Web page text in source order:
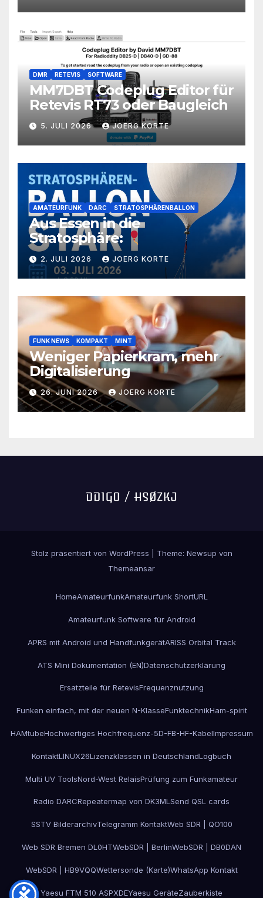
DMR RETEVIS SOFTWARE
MM7DBT Codeplug Editor für
Retevis RT73 oder Baugleich
5. JULI 2026 JOERG KORTE
AMATEURFUNK DARC STRATOSPHÄRENBALLON
Aus Essen in die
Stratosphäre:
2. JULI 2026 JOERG KORTE
FUNK NEWS KOMPAKT MINT
Weniger Papierkram, mehr
Digitalisierung
26. JUNI 2026 JOERG KORTE
Stolz präsentiert von WordPress Theme: Newsup von
Themeansar
HomeAmateurfunkAmateurfunk ShortURL
Amateurfunk Software für Android
APRS mit Android und HandfunkgerätARISS Orbital Track
ATS Mini Dokumentation (EN)Datenschutzerklärung
Ersatzteile für RetevisFrequenznutzung
Funken einfach, mit der neuen N-KlasseFunktechnikHam-spirit
HAMtubeHochwertiges Hochfrequenz-5D-FB-HF-KabelImpressum
KontaktLINUX26Lizenzklassen in DeutschlandLogbuch
Multi UV ToolsNord-West RelaisPrüfung zum Funkamateur
Radio DARCRepeatermap von DK3MLSend QSL cards
SSTV BilderarchivTelegramm KontaktWeb SDR | QO100
Web SDR Bremen DL0HTWebSDR | BerlinWebSDR | DB0DAN
WebSDR | HB9VQQWettersonde (Karte)WhatsApp Kontakt
Yaesu FTM 510 ASPXDEYaesu GeräteZauberkiste